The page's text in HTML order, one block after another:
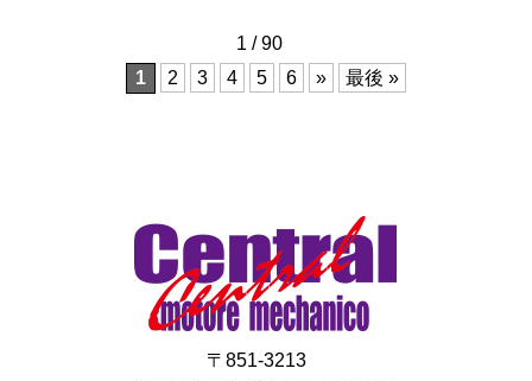
1 / 90
1
2 3 4 5 6 » 最後 »
〒851-3213